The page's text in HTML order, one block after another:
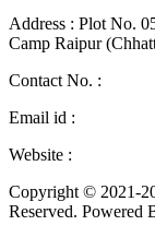
Address : Plot No.
Camp Raipur
Contact No. :
Email id :
Website :
Copyright © 2021-
Reserved. Powered